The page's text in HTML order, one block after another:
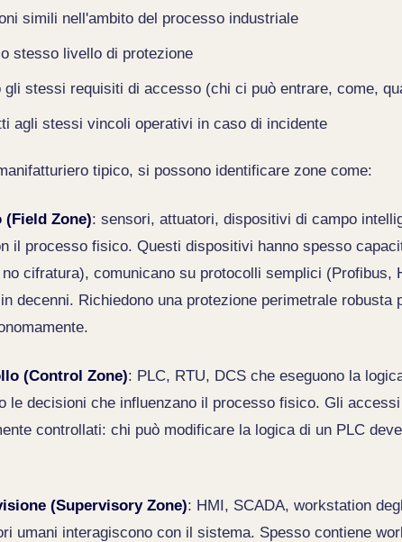
simili nell'ambito del processo industriale
stesso livello di protezione
gli stessi requisiti di accesso (chi ci può entrare, come,
agli stessi vincoli operativi in caso di incidente
tipico, si possono identificare zone come:
(Field Zone): sensori, attuatori, dispositivi di campo
il processo fisico. Questi dispositivi hanno spesso
cifratura), comunicano su protocolli semplici (Profibus,
decenni. Richiedono una protezione perimetrale robusta
(Control Zone): PLC, RTU, DCS che eseguono la
le decisioni che influenzano il processo fisico. Gli
controllati: chi può modificare la logica di un PLC
(Supervisory Zone): HMI, SCADA, workstation
umani interagiscono con il sistema. Spesso contiene